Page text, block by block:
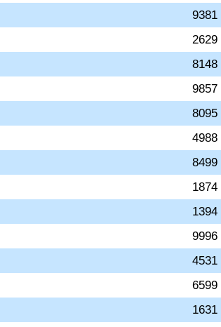
9381
2629
8148
9857
8095
4988
8499
1874
1394
9996
4531
6599
1631